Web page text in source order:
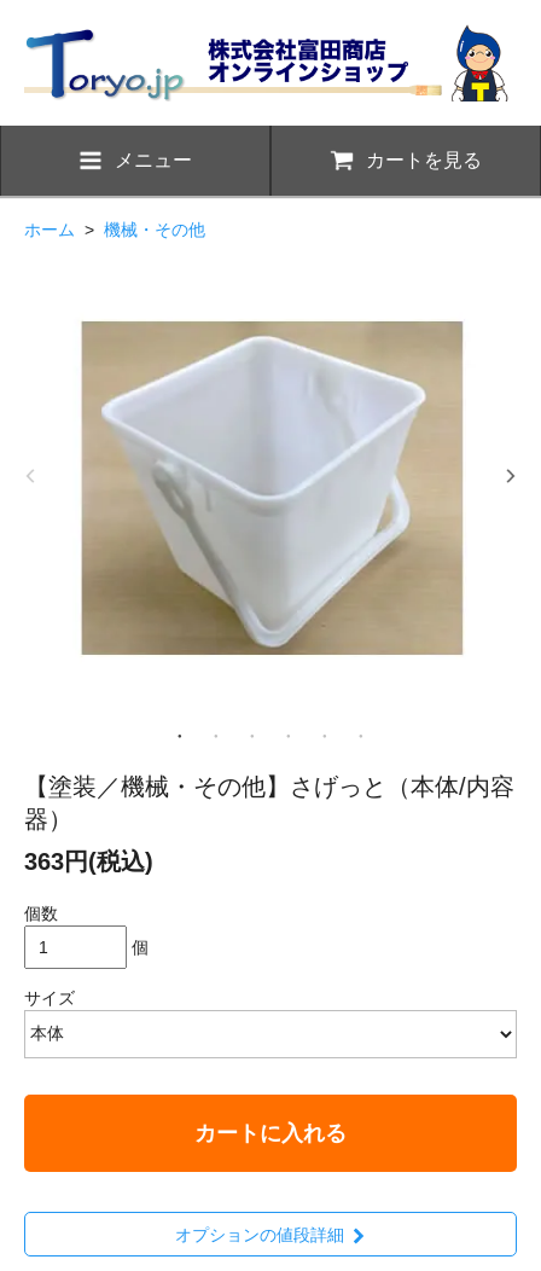
メニュー カートを見る
ホーム > 機械・その他
【塗装／機械・その他】さげっと（本体/内容
器）
363円(税込)
個数
個
サイズ
カートに入れる
オプションの値段詳細